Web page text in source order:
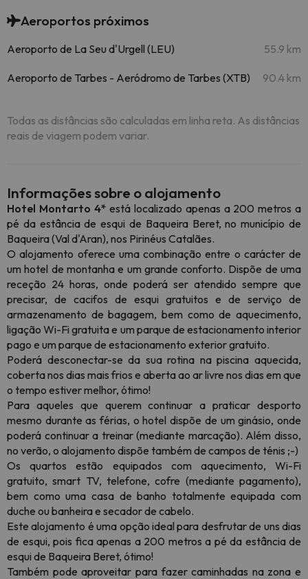
Aeroportos próximos
Aeroporto de La Seu d'Urgell (LEU) 55.9 km
Aeroporto de Tarbes - Aeródromo de Tarbes (XTB) 90.4 km
Todas as distâncias são calculadas em linha reta. As distâncias
reais de viagem podem variar.
Informações sobre o alojamento
Hotel Montarto 4* está localizado apenas a 200 metros a
pé da estância de esqui de Baqueira Beret, no município de
Baqueira (Val d'Aran), nos Pirinéus Catalães.
O alojamento oferece uma combinação entre o carácter de
um hotel de montanha e um grande conforto. Dispõe de uma
receção 24 horas, onde poderá ser atendido sempre que
precisar, de cacifos de esqui gratuitos e de serviço de
armazenamento de bagagem, bem como de aquecimento,
ligação Wi-Fi gratuita e um parque de estacionamento interior
pago e um parque de estacionamento exterior gratuito.
Poderá desconectar-se da sua rotina na piscina aquecida,
coberta nos dias mais frios e aberta ao ar livre nos dias em que
o tempo estiver melhor, ótimo!
Para aqueles que querem continuar a praticar desporto
mesmo durante as férias, o hotel dispõe de um ginásio, onde
poderá continuar a treinar (mediante marcação). Além disso,
no verão, o alojamento dispõe também de campos de ténis ;-)
Os quartos estão equipados com aquecimento, Wi-Fi
gratuito, smart TV, telefone, cofre (mediante pagamento),
bem como uma casa de banho totalmente equipada com
duche ou banheira e secador de cabelo.
Este alojamento é uma opção ideal para desfrutar de uns dias
de esqui, pois fica apenas a 200 metros a pé da estância de
esqui de Baqueira Beret, ótimo!
Também pode aproveitar para fazer caminhadas na zona e